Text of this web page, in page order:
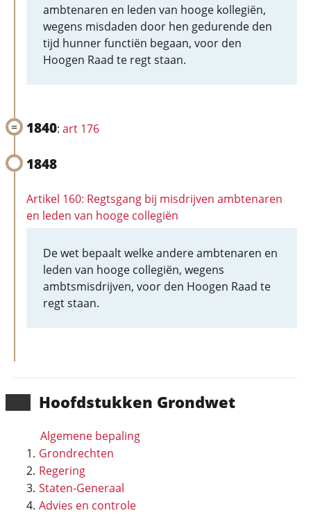
Hoofd­stukken Grondwet
Algemene bepaling
Grondrechten
Regering
Staten-Generaal
Advies en controle
ambtenaren en leden van hooge kollegiën,
wegens misdaden door hen gedurende den
tijd hunner functiën begaan, voor den
Hoogen Raad te regt staan.
1840: art 176
1848
Artikel 160: Regtsgang bij misdrijven ambtenaren
en leden van hooge collegiën
De wet bepaalt welke andere ambtenaren en
leden van hooge collegiën, wegens
ambtsmisdrijven, voor den Hoogen Raad te
regt staan.